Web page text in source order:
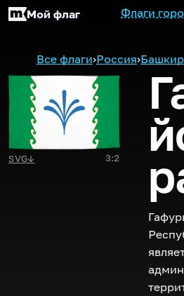
Мой флаг Флаги
Все флаги›Россия›
SVG↓ 3:2